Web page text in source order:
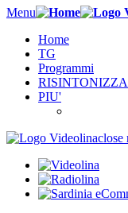
Menu
Home
TG
Programmi
RISINTONIZZA
PIU'
close